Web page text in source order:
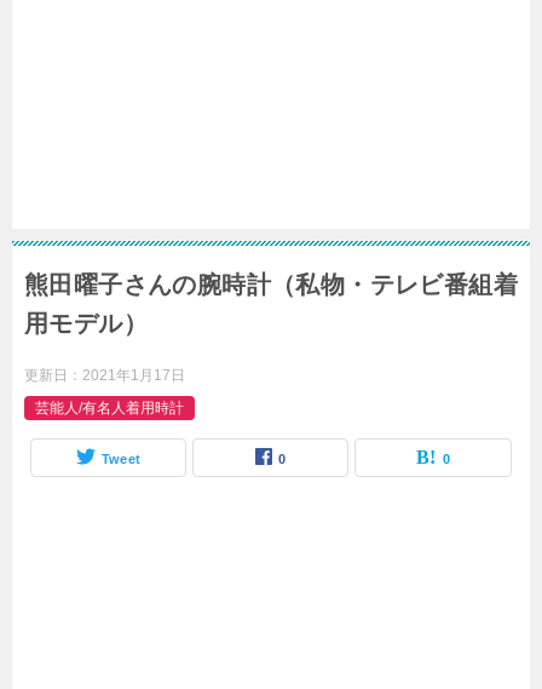
熊田曜子さんの腕時計（私物・テレビ番組着
用モデル）
更新日： 2021年1月17日
芸能人/有名人着用時計
Tweet 0 0